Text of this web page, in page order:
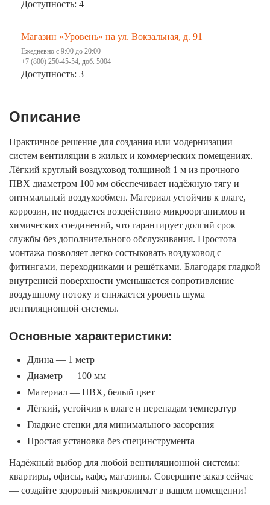
Доступность: 4
Магазин «Уровень» на ул. Вокзальная, д. 91
Ежедневно с 9:00 до 20:00
+7 (800) 250-45-54, доб. 5004
Доступность: 3
Описание
Практичное решение для создания или модернизации
систем вентиляции в жилых и коммерческих помещениях.
Лёгкий круглый воздуховод толщиной 1 м из прочного
ПВХ диаметром 100 мм обеспечивает надёжную тягу и
оптимальный воздухообмен. Материал устойчив к влаге,
коррозии, не поддается воздействию микроорганизмов и
химических соединений, что гарантирует долгий срок
службы без дополнительного обслуживания. Простота
монтажа позволяет легко состыковать воздуховод с
фитингами, переходниками и решётками. Благодаря гладкой
внутренней поверхности уменьшается сопротивление
воздушному потоку и снижается уровень шума
вентиляционной системы.
Основные характеристики:
Длина — 1 метр
Диаметр — 100 мм
Материал — ПВХ, белый цвет
Лёгкий, устойчив к влаге и перепадам температур
Гладкие стенки для минимального засорения
Простая установка без специнструмента
Надёжный выбор для любой вентиляционной системы:
квартиры, офисы, кафе, магазины. Совершите заказ сейчас
— создайте здоровый микроклимат в вашем помещении!